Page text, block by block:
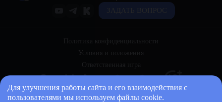
ЗАДАТЬ ВОПРОС
Политика конфиденциальности
Условия и положения
Ответственная игра
Для улучшения работы сайта и его взаимодействия с
пользователями мы используем файлы cookie.